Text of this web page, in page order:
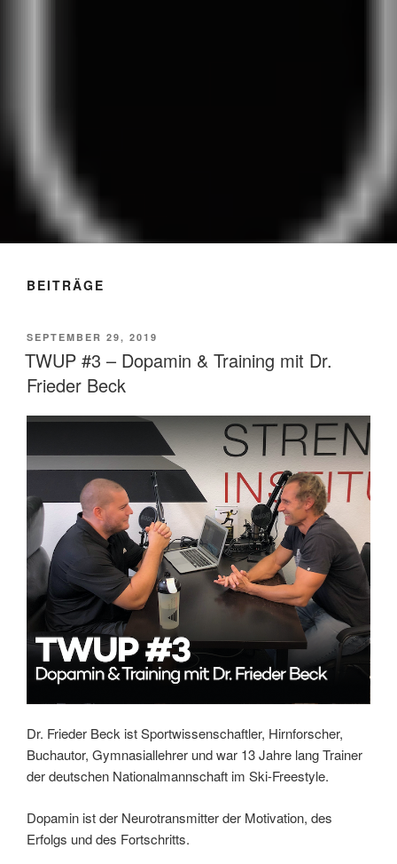
THE WOLFGANG UNSOELD
PODCAST
Training & Ernährung
BEITRÄGE
VERÖFFENTLICHT
AM
SEPTEMBER 29, 2019
TWUP #3 – Dopamin & Training mit Dr.
Frieder Beck
Dr. Frieder Beck ist Sportwissenschaftler, Hirnforscher,
Buchautor, Gymnasiallehrer und war 13 Jahre lang Trainer
der deutschen Nationalmannschaft im Ski-Freestyle.
Dopamin ist der Neurotransmitter der Motivation, des
Erfolgs und des Fortschritts.